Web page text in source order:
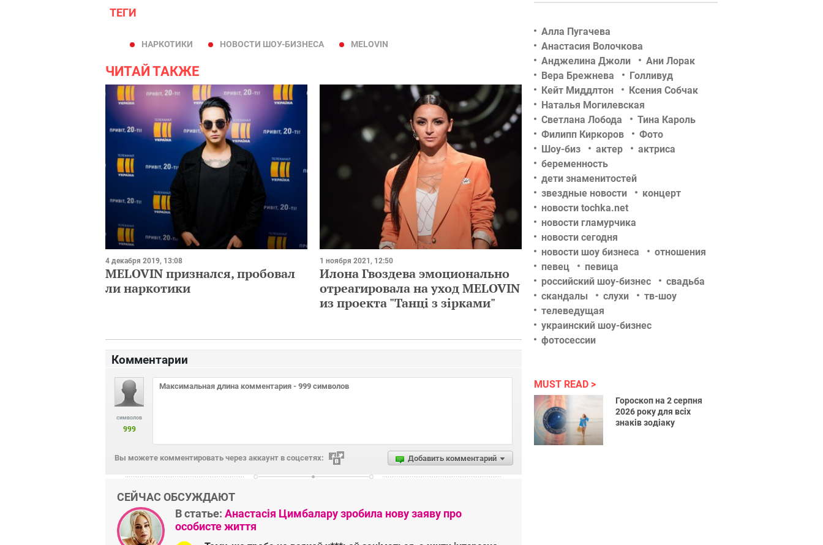
ТЕГИ
НАРКОТИКИ НОВОСТИ ШОУ-БИЗНЕСА MELOVIN
ЧИТАЙ ТАКЖЕ
4 декабря 2019, 13:08
MELOVIN признался, пробовал
ли наркотики
1 ноября 2021, 12:50
Илона Гвоздева эмоционально
отреагировала на уход MELOVIN
из проекта "Танці з зірками"
Комментарии
символов
999
Добавить комментарий
Вы можете комментировать через аккаунт в соцсетях:
СЕЙЧАС ОБСУЖДАЮТ
В статье: Анастасія Цимбалару зробила нову заяву про
особисте життя
Алла Пугачева
Анастасия Волочкова
Анджелина Джоли
Ани Лорак
Вера Брежнева
Голливуд
Кейт Миддлтон
Ксения Собчак
Наталья Могилевская
Светлана Лобода
Тина Кароль
Филипп Киркоров
Фото
Шоу-биз
актер
актриса
беременность
дети знаменитостей
звездные новости
концерт
новости tochka.net
новости гламурчика
новости сегодня
новости шоу бизнеса
отношения
певец
певица
российский шоу-бизнес
свадьба
скандалы
слухи
тв-шоу
телеведущая
украинский шоу-бизнес
фотосессии
MUST READ
Гороскоп на 2 серпня
2026 року для всіх
знаків зодіаку